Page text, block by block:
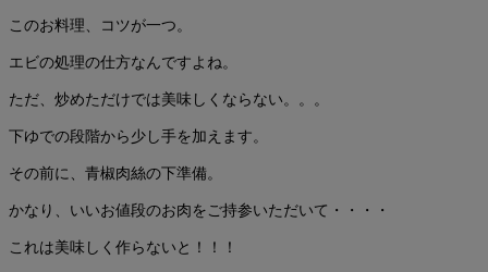
このお料理、コツが一つ。
エビの処理の仕方なんですよね。
ただ、炒めただけでは美味しくならない。。。
下ゆでの段階から少し手を加えます。
その前に、青椒肉絲の下準備。
かなり、いいお値段のお肉をご持参いただいて・・・・
これは美味しく作らないと！！！